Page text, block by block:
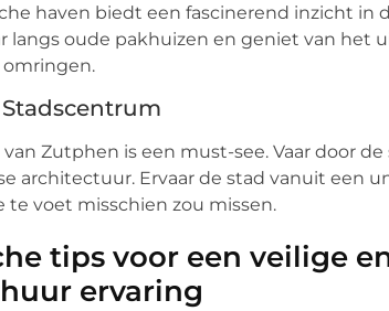
haven biedt een fascinerend inzicht in
langs oude pakhuizen en geniet van het
Zutphen is een must-see. Vaar door
architectuur. Ervaar de stad vanuit een
te voet misschien zou missen.
tips voor een veilige
ervaring